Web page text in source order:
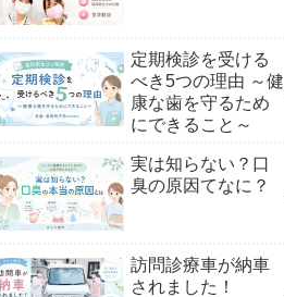
定期検診を受ける
べき5つの理由 ～健
康な歯を守るため
にできること～
実は知らない？口
臭の原因てなに？
訪問診療車が納車
されました！